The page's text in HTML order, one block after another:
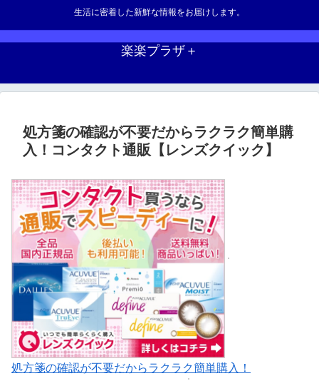
生活に密着した新鮮な情報をお届けします。
楽楽プラザ＋
処方箋の確認が不要だからラクラク簡単購
入！コンタクト通販【レンズクイック】
処方箋の確認が不要だからラクラク簡単購入！